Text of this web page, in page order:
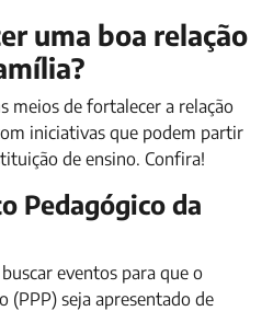
uma boa relação
meios de fortalecer a relação
iniciativas que podem partir
de ensino. Confira!
Pedagógico da
eventos para que o
(PPP) seja apresentado de